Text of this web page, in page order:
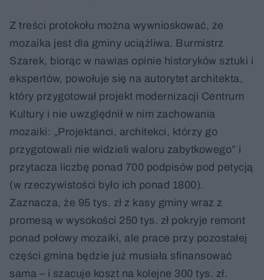
Z treści protokołu można wywnioskować, że
mozaika jest dla gminy uciążliwa. Burmistrz
Szarek, biorąc w nawias opinie historyków sztuki i
ekspertów, powołuje się na autorytet architekta,
który przygotował projekt modernizacji Centrum
Kultury i nie uwzględnił w nim zachowania
mozaiki: „Projektanci, architekci, którzy go
przygotowali nie widzieli waloru zabytkowego” i
przytacza liczbę ponad 700 podpisów pod petycją
(w rzeczywistości było ich ponad 1800).
Zaznacza, że 95 tys. zł z kasy gminy wraz z
promesą w wysokości 250 tys. zł pokryje remont
ponad połowy mozaiki, ale prace przy pozostałej
części gmina będzie już musiała sfinansować
sama – i szacuje koszt na kolejne 300 tys. zł.